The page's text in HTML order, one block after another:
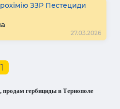
ЗЗР Пестециди
27.03.2026
1
гербициды в Тернополе